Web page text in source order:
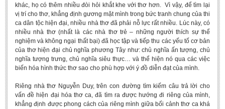
RESEARCH
Sinology & Nom
Linguistics
Vietnamese Folk Culture
Literary Theory & Criticism
Vietnamese Literature
Foreign Literatures & Comparative Literature
khác, họ có thêm nhiều đòi hỏi khắt khe với thơ hơn. Vì vậy, để tìm lại
vị trí cho thơ, khẳng định gương mặt mình trong bức tranh chung của thi
ca dân tộc hiện đại, nhiều nhà thơ đã phải nỗ lực rất nhiều. Lúc này, có
nhiều nhà thơ (nhất là các nhà thơ trẻ – những người thích sự thể
nghiệm và không ngại thất bại) đã học tập và tiếp thu các yếu tố cơ bản
của thơ hiện đại chủ nghĩa phương Tây như: chủ nghĩa ấn tượng, chủ
nghĩa tượng trưng, chủ nghĩa siêu thực… và thể hiện nó qua các việc
biến hóa hình thức thơ sao cho phù hợp với ý đồ diễn đạt của mình.
Riêng nhà thơ Nguyễn Duy, trên con đường tìm kiếm câu trả lời cho
vấn đề hiện đại hóa thơ ca, đã tìm ra được hướng đi riêng của mình,
khẳng định được phong cách của riêng mình giữa bối cảnh thơ ca khá